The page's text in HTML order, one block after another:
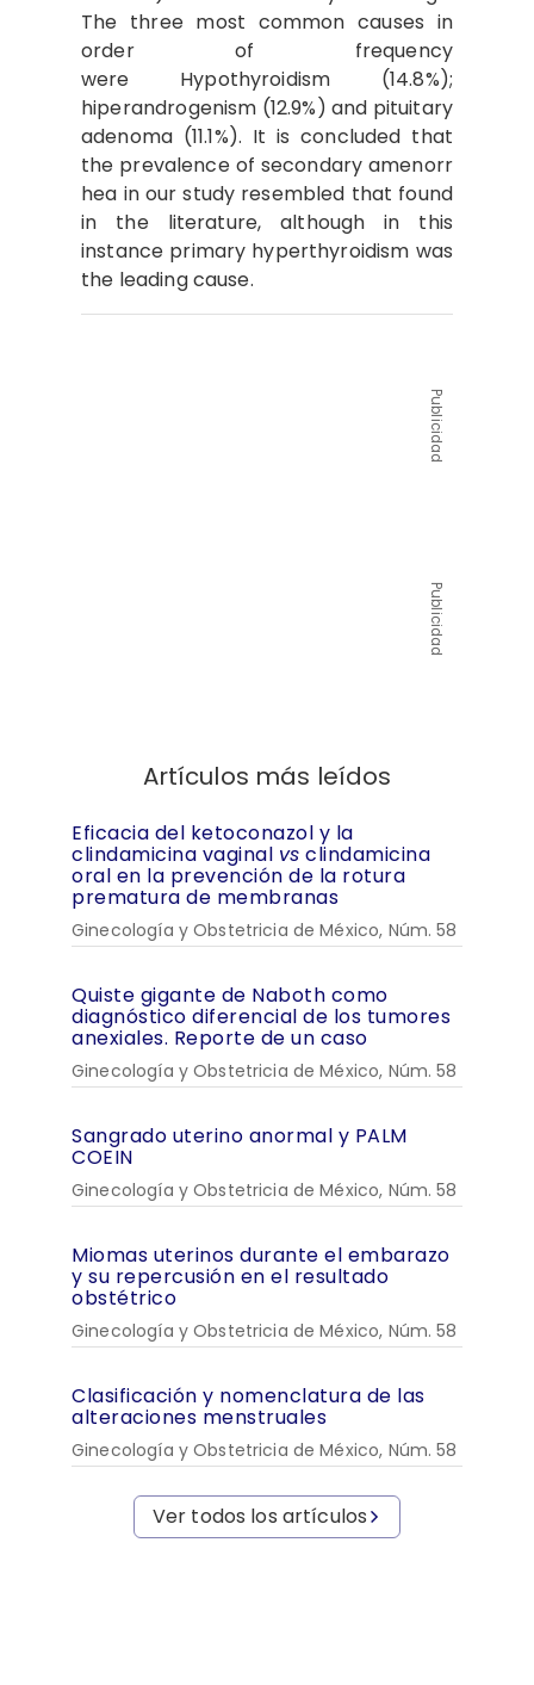
The three most common causes in
order of frequency
were Hypothyroidism (14.8%);
hiperandrogenism (12.9%) and pituitary
adenoma (11.1%). It is concluded that
the prevalence of secondary amenorr
hea in our study resembled that found
in the literature, although in this
instance primary hyperthyroidism was
the leading cause.
Publicidad
Publicidad
Artículos más leídos
Eficacia del ketoconazol y la
clindamicina vaginal vs clindamicina
oral en la prevención de la rotura
prematura de membranas
Ginecología y Obstetricia de México, Núm. 58
Quiste gigante de Naboth como
diagnóstico diferencial de los tumores
anexiales. Reporte de un caso
Ginecología y Obstetricia de México, Núm. 58
Sangrado uterino anormal y PALM
COEIN
Ginecología y Obstetricia de México, Núm. 58
Miomas uterinos durante el embarazo
y su repercusión en el resultado
obstétrico
Ginecología y Obstetricia de México, Núm. 58
Clasificación y nomenclatura de las
alteraciones menstruales
Ginecología y Obstetricia de México, Núm. 58
Ver todos los artículos